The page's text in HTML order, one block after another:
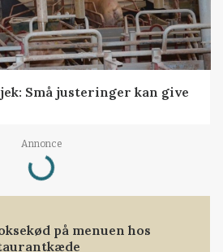
Små justeringer kan give
Annonce
Loading...
på menuen hos